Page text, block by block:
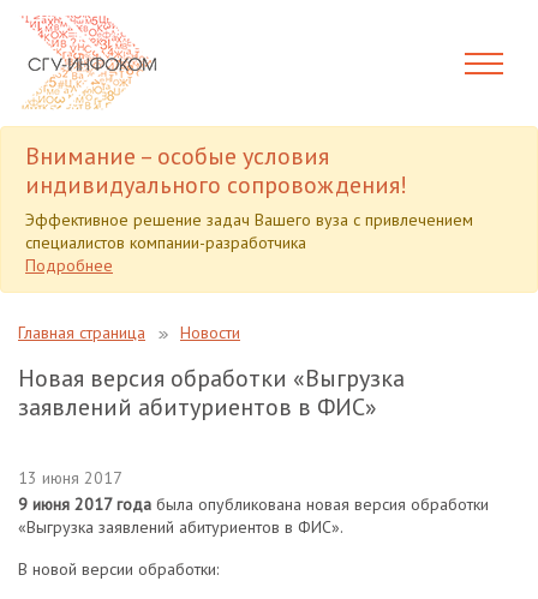
Внимание – особые условия
индивидуального сопровождения!
Эффективное решение задач Вашего вуза с привлечением
специалистов компании-разработчика
Подробнее
Главная страница Новости
Новая версия обработки «Выгрузка
заявлений абитуриентов в ФИС»
13 июня 2017
9 июня 2017 года была опубликована новая версия обработки
«Выгрузка заявлений абитуриентов в ФИС».
В новой версии обработки: